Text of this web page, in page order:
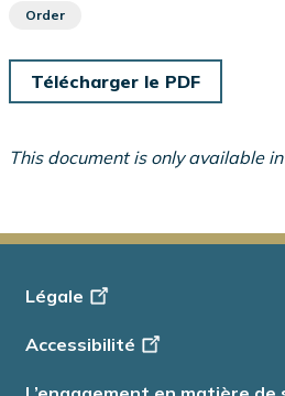
Order
Télécharger le PDF
This document is only available
Footer
Info
Légale
Accessibilité